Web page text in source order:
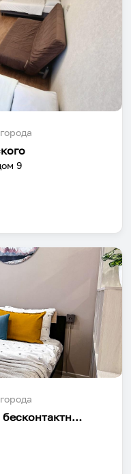
9
"Как дома" — Апартаменты с бесконтактным заселением на улице Бредова 12А
сложностей
находи
в одном